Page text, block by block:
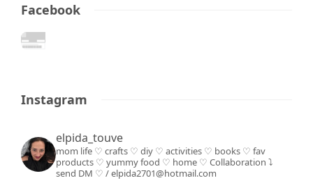
Facebook
Instagram
elpida_touve
mom life ♡ crafts ♡ diy ♡ activities ♡ books ♡ fav
products ♡ yummy food ♡ home ♡ Collaboration ⤵️
send DM ♡ / elpida2701@hotmail.com